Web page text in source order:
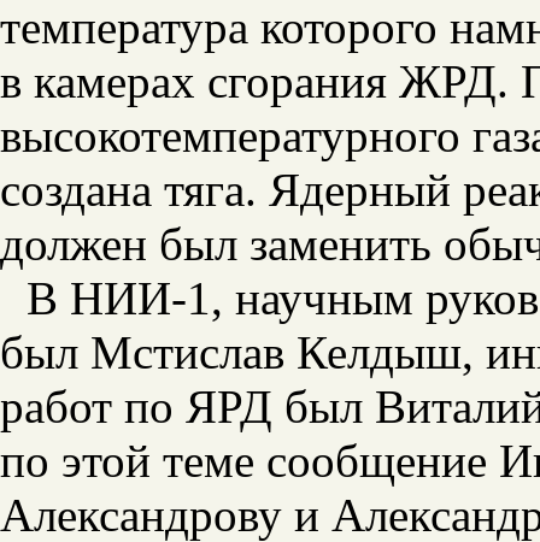
температура которого
в камерах сгорания ЖРД.
высокотемпературного
создана тяга. Ядерный
должен был заменить
В НИИ-1, научным
был Мстислав Келдыш,
работ по ЯРД был
по этой теме сообщение
Александрову и